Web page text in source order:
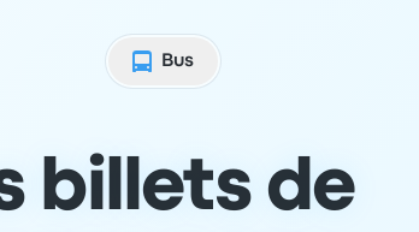
Bus
billets de